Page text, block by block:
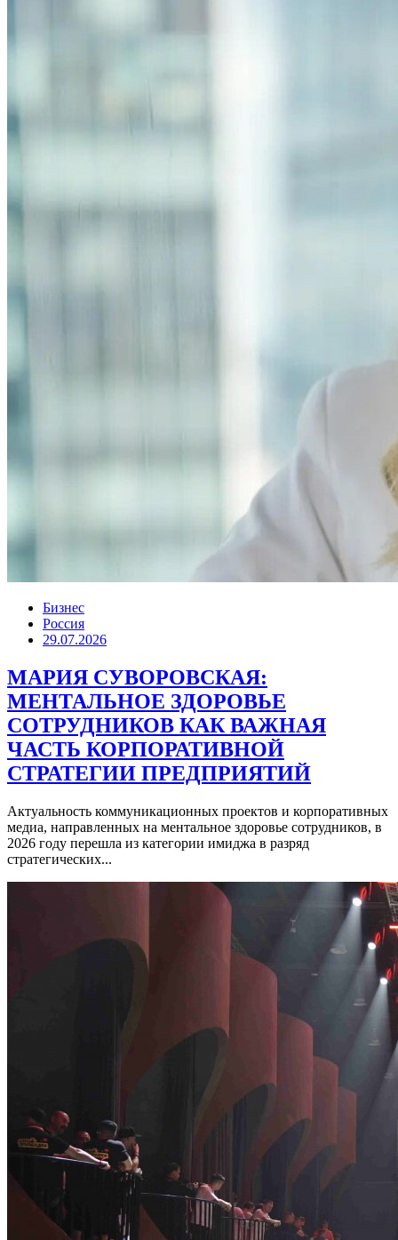
Бизнес
Россия
29.07.2026
МАРИЯ СУВОРОВСКАЯ:
МЕНТАЛЬНОЕ ЗДОРОВЬЕ
СОТРУДНИКОВ КАК ВАЖНАЯ
ЧАСТЬ КОРПОРАТИВНОЙ
СТРАТЕГИИ ПРЕДПРИЯТИЙ
Актуальность коммуникационных проектов и корпоративных
медиа, направленных на ментальное здоровье сотрудников, в
2026 году перешла из категории имиджа в разряд
стратегических...